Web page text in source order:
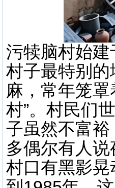
污犊脑村始
村子最特别
麻，常年笼
村”。村民们
子虽然不富
多偶尔有人
村口有黑影